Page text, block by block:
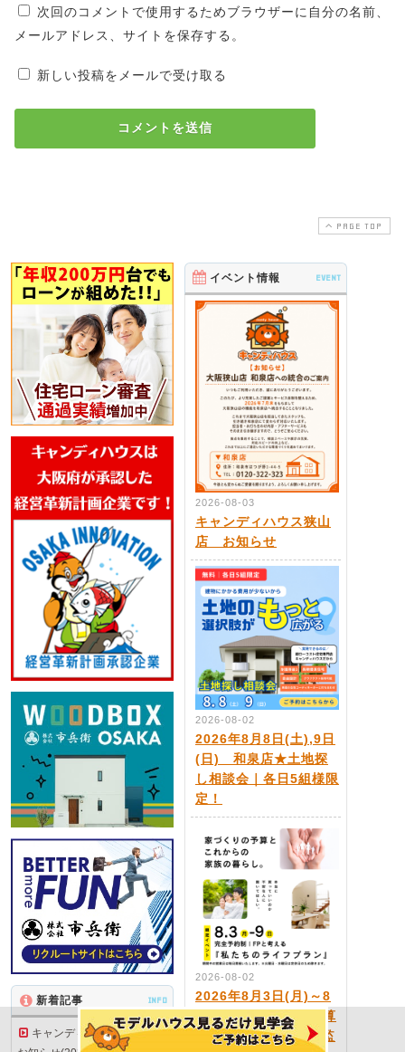
次回のコメントで使用するためブラウザーに自分の名前、
メールアドレス、サイトを保存する。
新しい投稿をメールで受け取る
PAGE TOP
新着記事 INFO
キャンディハウス狭山店
イベント情報 EVENT
2026-08-03
キャンディハウス狭山
店 お知らせ
2026-08-02
2026年8月8日(土),9日
(日) 和泉店★土地探
し相談会｜各日5組様限
定！
2026-08-02
2026年8月3日(月)～8
月9日(日) 【家の予算
と家族の暮らし】FP監